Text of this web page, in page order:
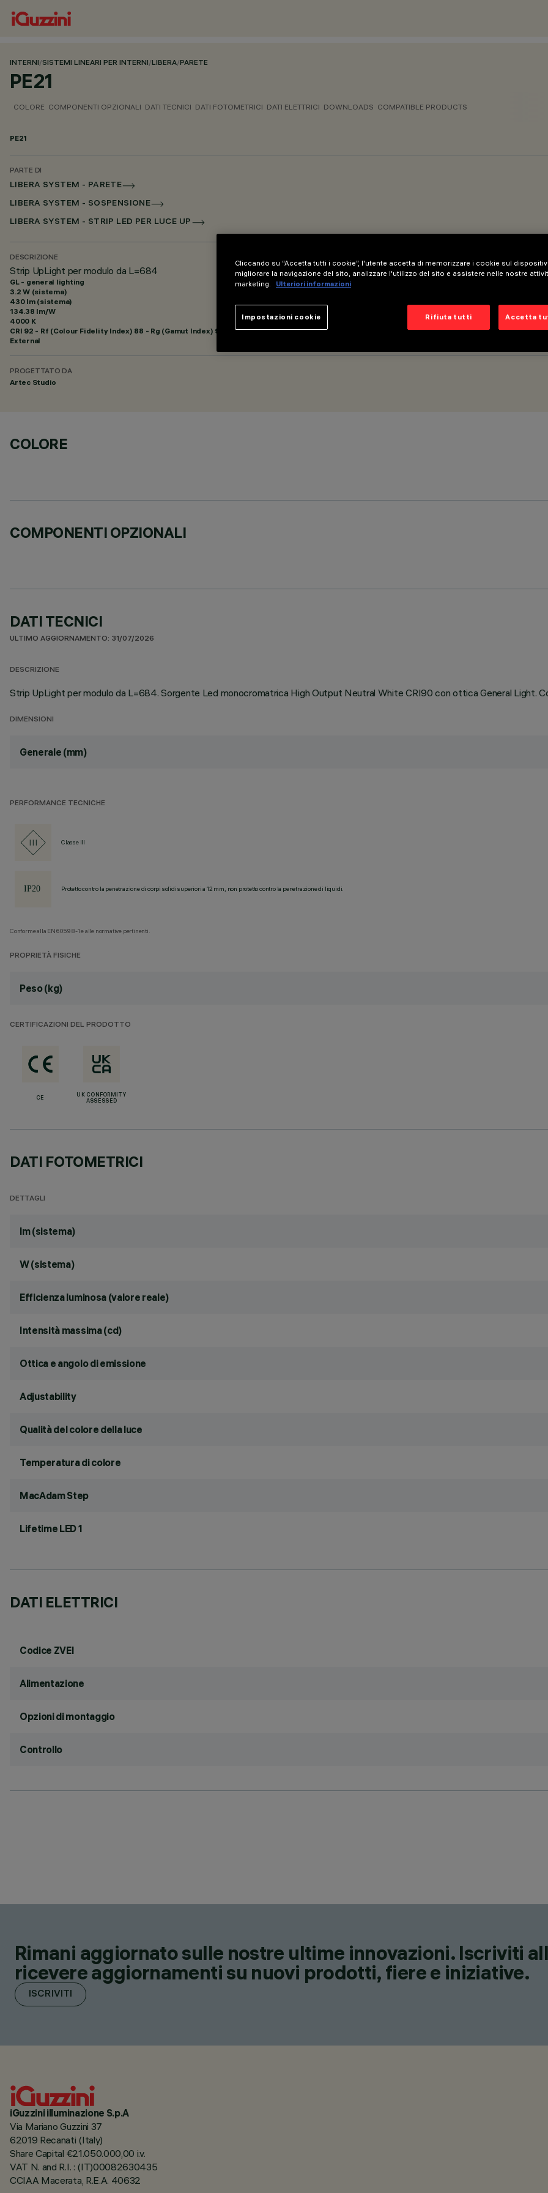
INTERNI/SISTEMI LINEARI PER INTERNI/LIBERA/PARETE
PE21
COLORE COMPONENTI OPZIONALI DATI TECNICI DATI FOTOMETRICI DATI ELETTRICI DOWNLOADS COMPATIBLE PRODUCTS
PE21
PARTE DI
LIBERA SYSTEM - PARETE
LIBERA SYSTEM - SOSPENSIONE
LIBERA SYSTEM - STRIP LED PER LUCE UP
DESCRIZIONE
Strip UpLight per modulo da L=684
GL - general lighting
3.2 W (sistema)
430 lm (sistema)
134.38 lm/W
4000 K
CRI 92 - Rf (Colour Fidelity Index) 88 - Rg (Gamut Index) 95
External
PROGETTATO DA
Artec Studio
COLORE
COMPONENTI OPZIONALI
DATI TECNICI
ULTIMO AGGIORNAMENTO: 31/07/2026
DESCRIZIONE
Strip UpLight per modulo da L=684. Sorgente Led monocromatrica High Output Neutral White CRI90 con ottica General Light.
DIMENSIONI
Generale (mm)
PERFORMANCE TECNICHE
Classe III
Protetto contro la penetrazione di corpi solidi superiori a 12 mm, non protetto contro la penetrazione di liquidi.
Conforme alla EN60598-1 e alle normative pertinenti.
PROPRIETÀ FISICHE
Peso (kg)
CERTIFICAZIONI DEL PRODOTTO
CE
UK CONFORMITY
ASSESSED
DATI FOTOMETRICI
DETTAGLI
lm (sistema)
W (sistema)
Efficienza luminosa (valore reale)
Intensità massima (cd)
Ottica e angolo di emissione
Adjustability
Qualità del colore della luce
Temperatura di colore
MacAdam Step
Lifetime LED 1
DATI ELETTRICI
Codice ZVEI
Alimentazione
Opzioni di montaggio
Controllo
Rimani aggiornato sulle nostre ultime innovazioni. Iscriviti
ricevere aggiornamenti su nuovi prodotti, fiere e iniziative.
ISCRIVITI
iGuzzini illuminazione S.p.A
Via Mariano Guzzini 37
62019 Recanati (Italy)
Share Capital €21.050.000,00 i.v.
VAT N. and R.I. : (IT)00082630435
CCIAA Macerata, R.E.A. 40632
Cliccando su “Accetta tutti i cookie”, l'utente accetta di memorizzare i cookie sul
migliorare la navigazione del sito, analizzare l'utilizzo del sito e assistere nelle nostre
marketing.
Ulteriori informazioni
Rifiuta tutti Accetta
Impostazioni cookie